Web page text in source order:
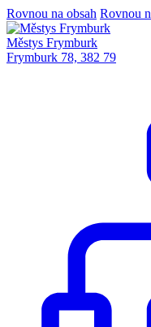
Rovnou na obsah Rovnou
Městys Frymburk
Frymburk 78, 382 79